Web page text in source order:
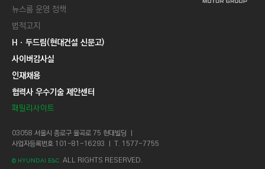
뉴스룸 운영 정책
법적고지
Hㆍ두드림(현대건설 신문고)
사이버감사실
인재채용
협력사 우수기술 제안센터
패밀리사이트
03058 서울시 종로구 율곡로 75 현대빌딩 ㅣ
사업자등록번호 101-81-16293 ㅣ T. 1577-7755
© HYUNDAI E&C. ALL RIGHTS RESERVED.